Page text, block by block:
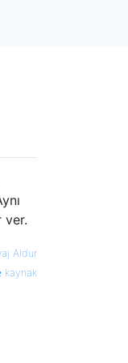
ver.
Aldur
kaynak